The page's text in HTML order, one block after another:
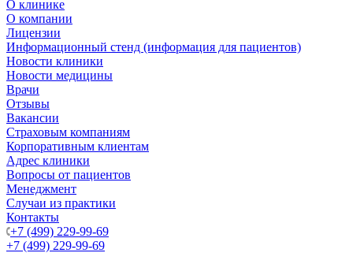
О клинике
О компании
Лицензии
Информационный стенд (информация для пациентов)
Новости клиники
Новости медицины
Врачи
Отзывы
Вакансии
Страховым компаниям
Корпоративным клиентам
Адрес клиники
Вопросы от пациентов
Менеджмент
Случаи из практики
Контакты
+7 (499) 229-99-69
+7 (499) 229-99-69